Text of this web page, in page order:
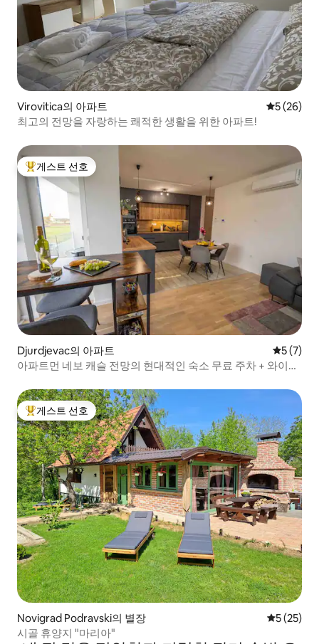
Virovitica의 아파트 평점 5점(5
5 (26)
최고의 전망을 자랑하는 쾌적한 생활을 위한 아파트!
상위 게스트 선호
게스트 선호
Djurdjevac의 아파트 평점 5점
5 (7)
아파트먼 네보 캐슬 전망의 현대적인 숙소 무료 주차 + 와이파
상위 게스트 선호
게스트 선호
Novigrad Podravski의 별장 평점 5점
5 (25)
시골 휴양지 "마리아"